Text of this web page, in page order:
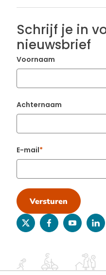
Schrijf je in
nieuwsbrief
Voornaam
Achternaam
E-mail
Versturen
twitterfacebookyoutube